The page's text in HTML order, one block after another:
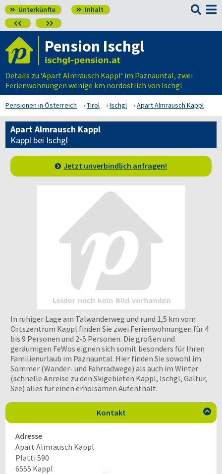
 Unterkünfte  Inhalt
 

Pension Ischgl
Details zu ‘Apart Almrausch Kappl‘ im Paznauntal, zwei
Ferienwohnungen wenige km nordöstlich von Ischgl
Pensionen in Österreich Tirol Ischgl Apart Almrausch Kappl
Apart Almrausch Kappl
Kappl bei Ischgl
Jetzt unverbindlich anfragen!
In ruhiger Lage am Talwanderweg und rund 1,5 km vom
Ortszentrum Kappl finden Sie zwei Ferienwohnungen für 4
bis 9 Personen und 2-5 Personen. Die großen und
geräumigen FeWos eignen sich somit besonders für Ihren
Familienurlaub im Paznauntal. Hier finden Sie sowohl im
Sommer (Wander- und Fahrradwege) als auch im Winter
(schnelle Anreise zu den Skigebieten Kappl, Ischgl, Galtür,
See) alles für einen erholsamen Aufenthalt.
Kontakt 
Adresse
Apart Almrausch Kappl
Platti 590
6555 Kappl